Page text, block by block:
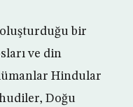
bir
ve din
Hindular
Doğu